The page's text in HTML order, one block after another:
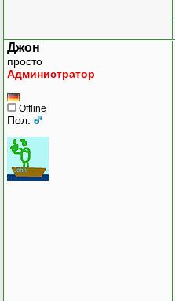
Джон
просто
Администратор
Offline
Пол: